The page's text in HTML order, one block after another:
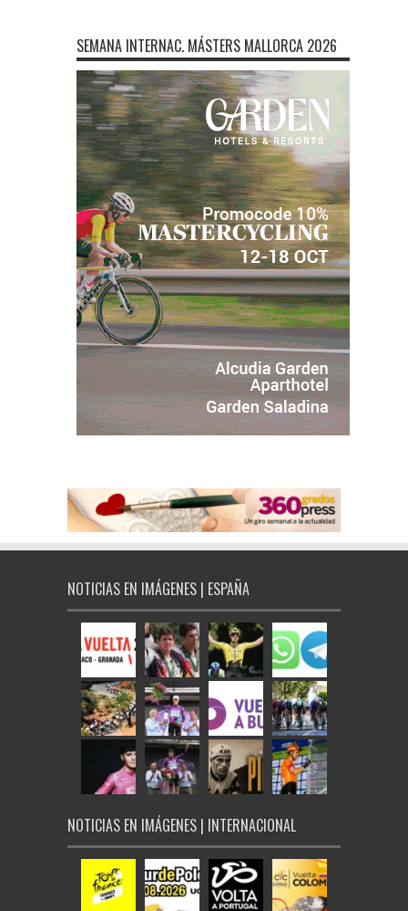
SEMANA INTERNAC. MÁSTERS MALLORCA 2026
NOTICIAS EN IMÁGENES | ESPAÑA
NOTICIAS EN IMÁGENES | INTERNACIONAL